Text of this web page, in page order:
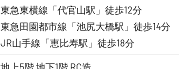
東急東横線「代官山駅」徒歩12分
東急田園都市線「池尻大橋駅」徒歩14分
JR山手線「恵比寿駅」徒歩18分